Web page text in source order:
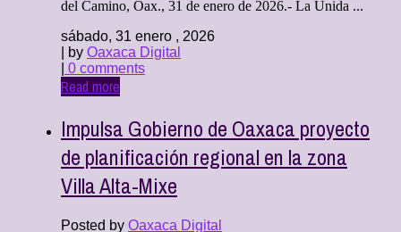
del Camino, Oax., 31 de enero de 2026.- La Unida ...
sábado, 31 enero , 2026
| by Oaxaca Digital
0 comments
Read more
Impulsa Gobierno de Oaxaca proyecto
de planificación regional en la zona
Villa Alta-Mixe
Posted by Oaxaca Digital